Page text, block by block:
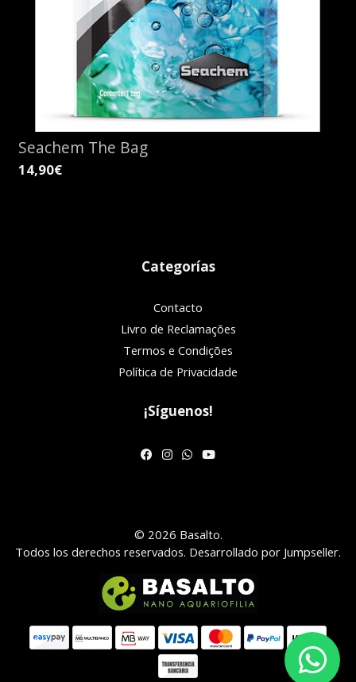
Seachem The Bag
14,90€
Categorías
Contacto
Livro de Reclamações
Termos e Condições
Política de Privacidade
¡Síguenos!
© 2026 Basalto.
Todos los derechos reservados. Desarrollado por Jumpseller.